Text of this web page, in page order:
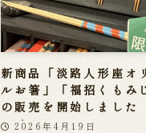
新商品「淡路人形座オ
ルお箸」「福招くもみ
の販売を開始しました
2026年4月19日